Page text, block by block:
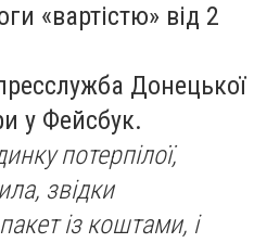
«вартістю» від 2
Донецької
у Фейсбук.
потерпілої,
звідки
із коштами, і